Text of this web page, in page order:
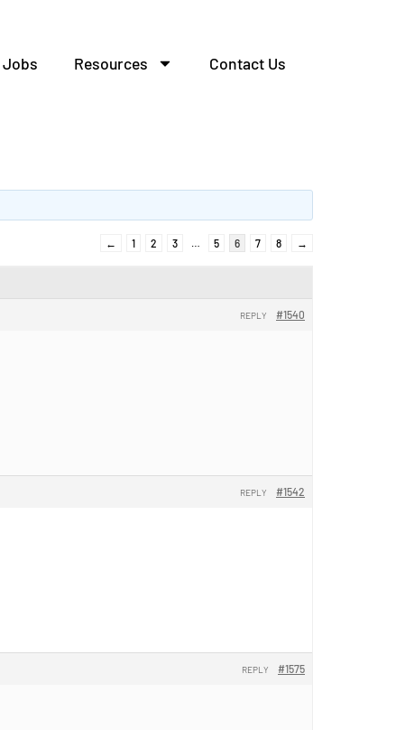
Jobs Resources Contact Us
← 1 2 3 … 5 6 7 8 →
#1540
REPLY
#1542
REPLY
#1575
REPLY